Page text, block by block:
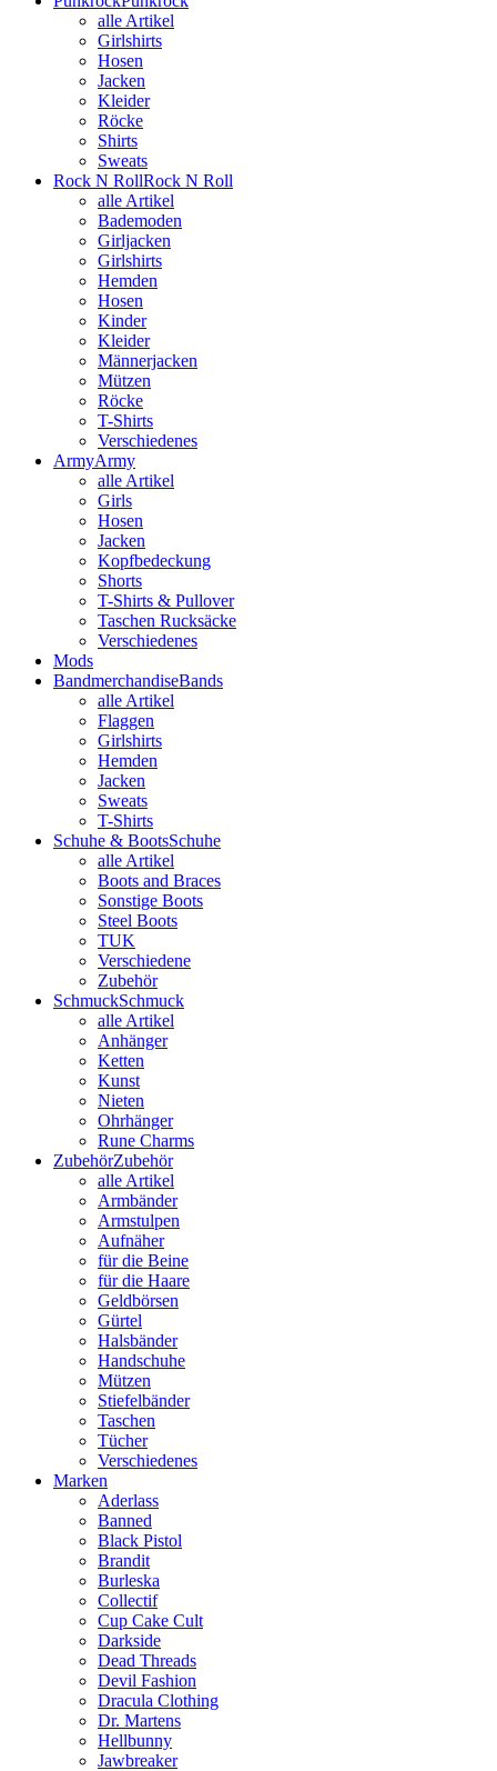
alle Artikel
Girlshirts
Hosen
Jacken
Kleider
Röcke
Shirts
Sweats
Rock N RollRock N Roll
alle Artikel
Bademoden
Girljacken
Girlshirts
Hemden
Hosen
Kinder
Kleider
Männerjacken
Mützen
Röcke
T-Shirts
Verschiedenes
ArmyArmy
alle Artikel
Girls
Hosen
Jacken
Kopfbedeckung
Shorts
T-Shirts & Pullover
Taschen Rucksäcke
Verschiedenes
Mods
BandmerchandiseBands
alle Artikel
Flaggen
Girlshirts
Hemden
Jacken
Sweats
T-Shirts
Schuhe & BootsSchuhe
alle Artikel
Boots and Braces
Sonstige Boots
Steel Boots
TUK
Verschiedene
Zubehör
SchmuckSchmuck
alle Artikel
Anhänger
Ketten
Kunst
Nieten
Ohrhänger
Rune Charms
ZubehörZubehör
alle Artikel
Armbänder
Armstulpen
Aufnäher
für die Beine
für die Haare
Geldbörsen
Gürtel
Halsbänder
Handschuhe
Mützen
Stiefelbänder
Taschen
Tücher
Verschiedenes
Marken
Aderlass
Banned
Black Pistol
Brandit
Burleska
Collectif
Cup Cake Cult
Darkside
Dead Threads
Devil Fashion
Dracula Clothing
Dr. Martens
Hellbunny
Jawbreaker